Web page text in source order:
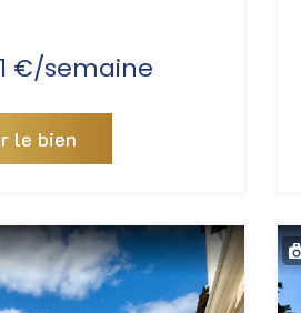
€/semaine
le bien